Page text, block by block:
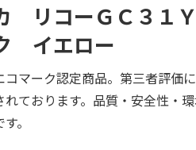
リコーＧＣ３１
イエロー
コマーク認定商品。第三者評価
れております。品質・安全性・
。